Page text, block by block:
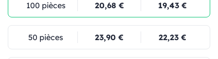
100 pièces 20,68 € 19,43 €
50 pièces 23,90 € 22,23 €